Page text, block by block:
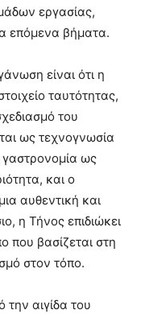
εργασίας,
επόμενα βήματα.
είναι ότι η
ταυτότητας,
του
ως τεχνογνωσία
γαστρονομία ως
και ο
αυθεντική και
η Τήνος επιδιώκει
που βασίζεται στη
στον τόπο.
την αιγίδα του